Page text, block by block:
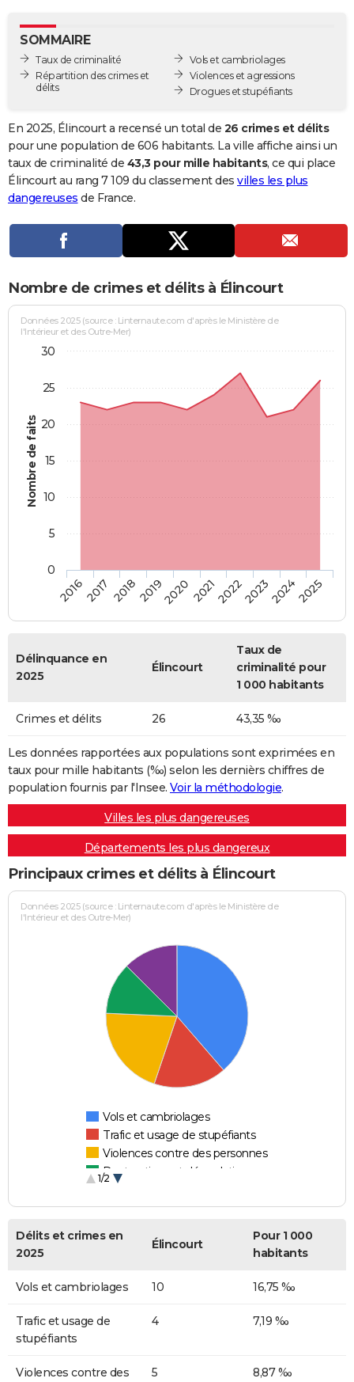
GUIDES D'ACHAT
BONS PLANS
Carte de Noël
Carte Bonne année
Carte Saint-Valentin
Carte Pâques
Carte d'anniversaire
DICTIONNAIRE
Dictionnaire
Biographies
Citations
Expressions
Proverbes
PROGRAMME TV
Se connecter
Entreprises
Service militaire
Avis de recherche
AVIS DE DÉCÈS
Bricolage
Lifestyle
Culture
Sport
Auto
Television
Voyage
Cinema
SOMMAIRE
Taux de criminalité
Répartition des crimes et
délits
Vols et cambriolages
Violences et agressions
Drogues et stupéfiants
En 2025, Élincourt a recensé un total de 26 crimes et délits
pour une population de 606 habitants. La ville affiche ainsi un
taux de criminalité de 43,3 pour mille habitants, ce qui place
Élincourt au rang 7 109 du classement des villes les plus
dangereuses de France.
Nombre de crimes et délits à Élincourt
Nombre de faits
Données 2025 (source : Linternaute.com d'après le Ministère de
l'Intérieur et des Outre-Mer)
20162017 20182019202020212022202320242025
0
5
10
15
20
25
30
Délinquance en
2025
Élincourt
Taux de
criminalité pour
1 000 habitants
Crimes et délits 26 43,35 ‰
Les données rapportées aux populations sont exprimées en
taux pour mille habitants (‰) selon les dernièrs chiffres de
population fournis par l'Insee. Voir la méthodologie.
Villes les plus dangereuses
Départements les plus dangereux
Principaux crimes et délits à Élincourt
Données 2025 (source : Linternaute.com d'après le Ministère de
l'Intérieur et des Outre-Mer)
Vols et cambriolages
Trafic et usage de stupéfiants
Violences contre des personnes
Destructions et dégradations
1/2
Délits et crimes en
2025
Élincourt
Pour 1 000
habitants
Vols et cambriolages 10 16,75 ‰
Trafic et usage de
stupéfiants
4 7,19 ‰
Violences contre des
5 8,87 ‰